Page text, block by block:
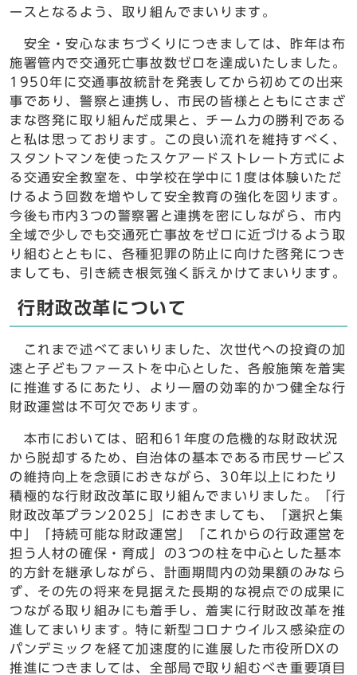
ースとなるよう、取り組んでまいります。
安全・安心なまちづくりにつきましては、昨年は布
施署管内で交通死亡事故数ゼロを達成いたしました。
1950年に交通事故統計を発表してから初めての出来
事であり、警察と連携し、市民の皆様とともにさまざ
まな啓発に取り組んだ成果と、チーム力の勝利である
と私は思っております。この良い流れを維持すべく、
スタントマンを使ったスケアードストレート方式によ
る交通安全教室を、中学校在学中に1度は体験いただ
けるよう回数を増やして安全教育の強化を図ります。
今後も市内3つの警察署と連携を密にしながら、市内
全域で少しでも交通死亡事故をゼロに近づけるよう取
り組むとともに、各種犯罪の防止に向けた啓発につき
ましても、引き続き根気強く訴えかけてまいります。
行財政改革について
これまで述べてまいりました、次世代への投資の加
速と子どもファーストを中心とした、各般施策を着実
に推進するにあたり、より一層の効率的かつ健全な行
財政運営は不可欠であります。
本市においては、昭和61年度の危機的な財政状況
から脱却するため、自治体の基本である市民サービス
の維持向上を念頭におきながら、30年以上にわたり
積極的な行財政改革に取り組んでまいりました。「行
財政改革プラン2025」におきましても、「選択と集
中」「持続可能な財政運営」「これからの行政運営を
担う人材の確保・育成」の3つの柱を中心とした基本
的方針を継承しながら、計画期間内の効果額のみなら
ず、その先の将来を見据えた長期的な視点での成果に
つながる取り組みにも着手し、着実に行財政改革を推
進してまいります。特に新型コロナウイルス感染症の
パンデミックを経て加速度的に進展した市役所DXの
推進につきましては、全部局で取り組むべき重要項目